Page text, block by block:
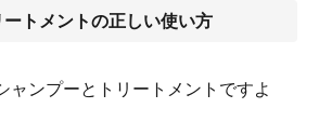
トメントの正しい使い方
ャンプーとトリートメントですよ